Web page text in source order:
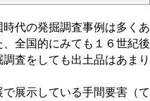
代の発掘調査事例は多くあ
、全国的にみても１６世紀後
査をしても出土品はあまり
展示している手間要害（て